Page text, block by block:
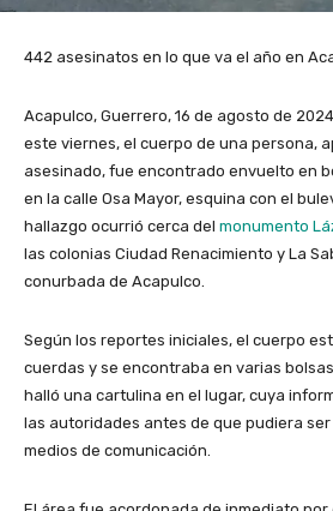
442 asesinatos en lo que va el año en
Acapulco, Guerrero, 16 de agosto de
este viernes, el cuerpo de una persona,
asesinado, fue encontrado envuelto en
en la calle Osa Mayor, esquina con el
hallazgo ocurrió cerca del monumento
las colonias Ciudad Renacimiento y La
conurbada de Acapulco.
Según los reportes iniciales, el cuerpo
cuerdas y se encontraba en varias
halló una cartulina en el lugar, cuya
las autoridades antes de que pudiera
medios de comunicación.